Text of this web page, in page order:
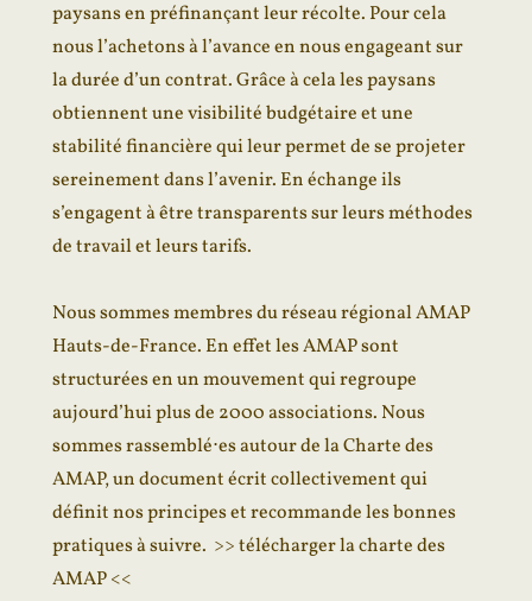
paysans en préfinançant leur récolte. Pour cela
nous l’achetons à l’avance en nous engageant sur
la durée d’un contrat. Grâce à cela les paysans
obtiennent une visibilité budgétaire et une
stabilité financière qui leur permet de se projeter
sereinement dans l’avenir. En échange ils
s’engagent à être transparents sur leurs méthodes
de travail et leurs tarifs.
Nous sommes membres du réseau régionalAMAP
Hauts-de-France. En effet les AMAP sont
structurées en un mouvement qui regroupe
aujourd’hui plus de 2000 associations. Nous
sommes rassemblé⋅es autour de la Charte des
AMAP, un document écrit collectivement qui
définit nos principes et recommande les bonnes
pratiques à suivre. >> télécharger la charte des
AMAP <<